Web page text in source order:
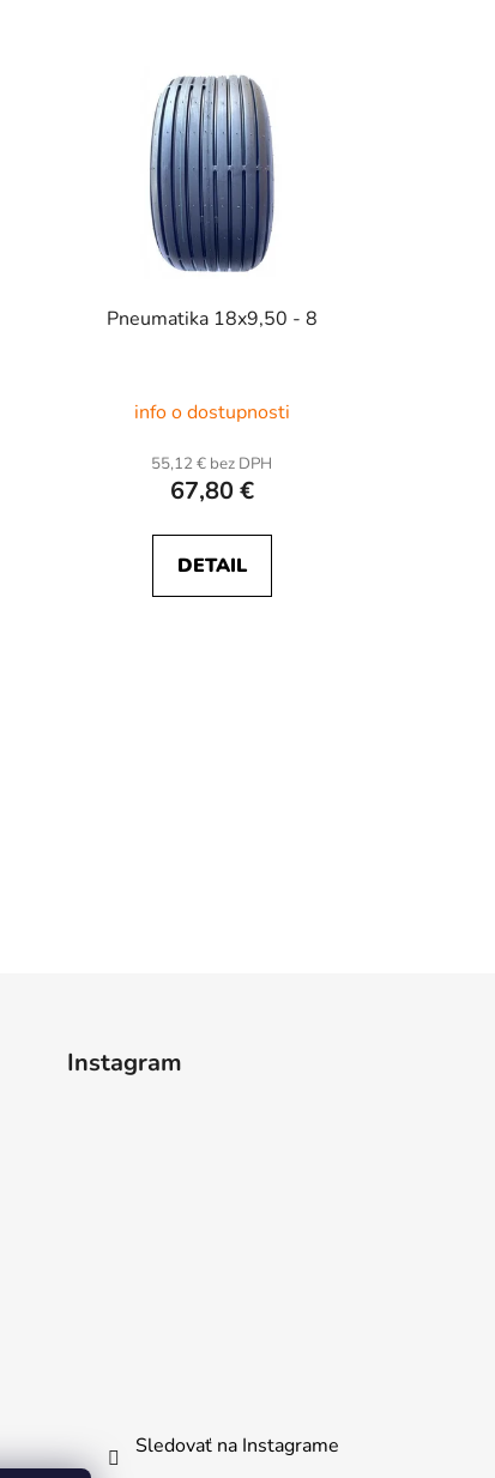
Pneumatika 18x9,50 - 8
info o dostupnosti
55,12 € bez DPH
67,80 €
DETAIL
Instagram
Sledovať na Instagrame